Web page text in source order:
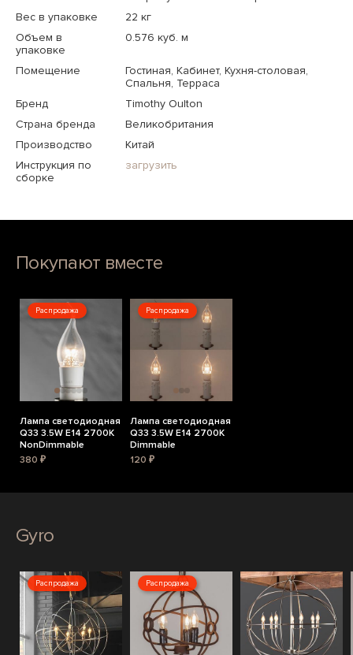
Вес в упаковке
22 кг
Объем в
упаковке
0.576 куб. м
Помещение
Гостиная, Кабинет, Кухня-столовая,
Спальня, Терраса
Бренд
Timothy Oulton
Страна бренда
Великобритания
Производство
Китай
Инструкция по
сборке
загрузить
Покупают вместе
Распродажа
Лампа светодиодная
Q33 3.5W E14 2700K
NonDimmable
380 ₽
Распродажа
Лампа светодиодная
Q33 3.5W E14 2700K
Dimmable
120 ₽
Gyro
Распродажа Распродажа